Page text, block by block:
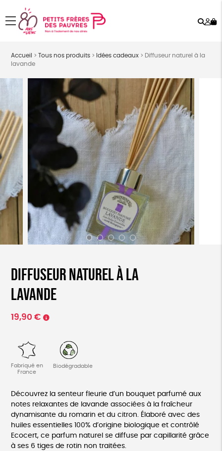
menu
Accueil > Tous nos produits> Idées cadeaux> Diffuseur naturel à la
lavande
Diffuseur naturel à la
lavande
19,90 €
Fabriqué en
France
Biodégradable
Découvrez la senteur fleurie d’un bouquet parfumé aux
notes relaxantes de lavande associées à la fraîcheur
dynamisante du romarin et du citron. Élaboré avec des
huiles essentielles 100% d’origine biologique et contrôlé
Ecocert, ce parfum naturel se diffuse par capillarité grâce
à ses 6 tiges de rotin non traitées.